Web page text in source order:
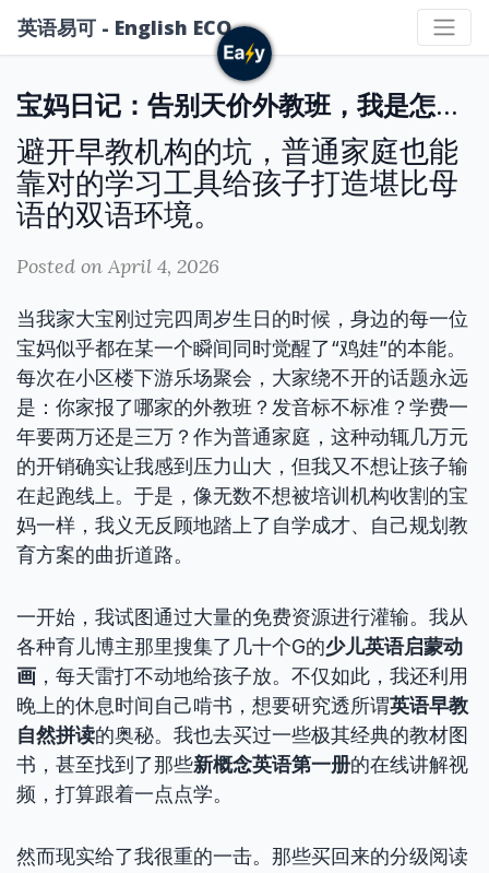
英语易可 - English ECO
宝妈日记：告别天价外教班，我是怎么给孩子做英语启蒙的？
避开早教机构的坑，普通家庭也能
靠对的学习工具给孩子打造堪比母
语的双语环境。
Posted on April 4, 2026
当我家大宝刚过完四周岁生日的时候，身边的每一位
宝妈似乎都在某一个瞬间同时觉醒了“鸡娃”的本能。
每次在小区楼下游乐场聚会，大家绕不开的话题永远
是：你家报了哪家的外教班？发音标不标准？学费一
年要两万还是三万？作为普通家庭，这种动辄几万元
的开销确实让我感到压力山大，但我又不想让孩子输
在起跑线上。于是，像无数不想被培训机构收割的宝
妈一样，我义无反顾地踏上了自学成才、自己规划教
育方案的曲折道路。
一开始，我试图通过大量的免费资源进行灌输。我从
各种育儿博主那里搜集了几十个G的少儿英语启蒙动
画 ，每天雷打不动地给孩子放。不仅如此，我还利用
晚上的休息时间自己啃书，想要研究透所谓英语早教
自然拼读的奥秘。我也去买过一些极其经典的教材图
书，甚至找到了那些新概念英语第一册的在线讲解视
频，打算跟着一点点学。
然而现实给了我很重的一击。那些买回来的分级阅读